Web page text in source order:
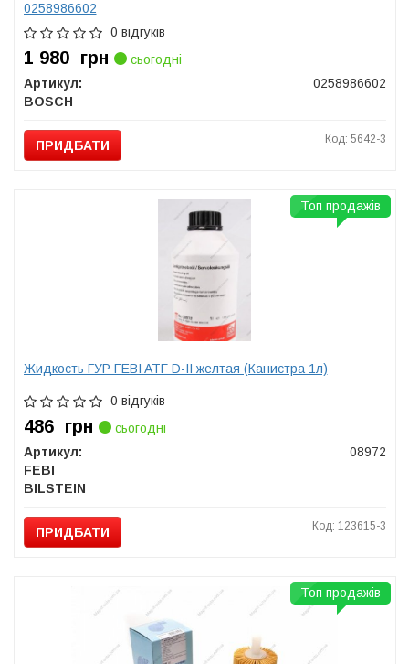
0258986602
0 відгуків
1 980 грн
сьогодні
Артикул:
0258986602
BOSCH
ПРИДБАТИ Код: 5642-3
Жидкость ГУР FEBI ATF D-II желтая (Канистра 1л)
0 відгуків
486 грн
сьогодні
Артикул:
08972
FEBI
BILSTEIN
ПРИДБАТИ Код: 123615-3
Топ продажів
Топ продажів